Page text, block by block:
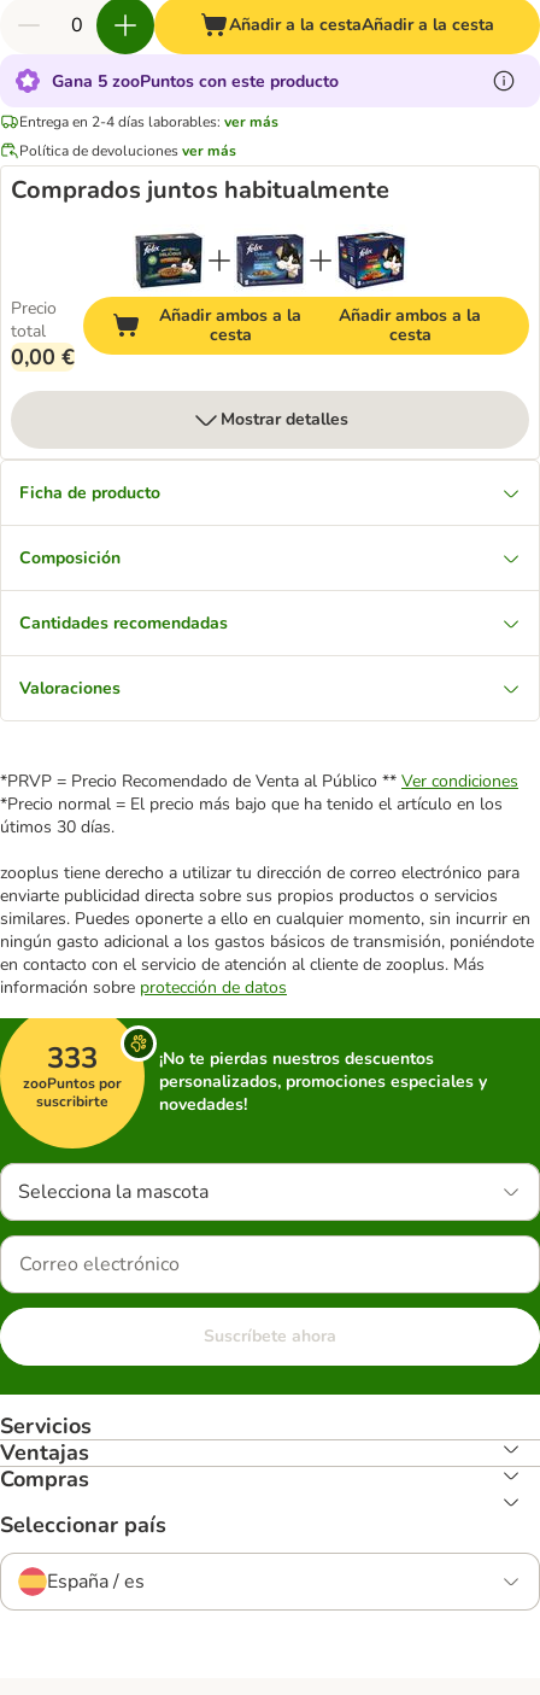
Añadir a la cestaAñadir a la cesta
Gana 5 zooPuntos con este producto
Entrega en 2-4 días laborables: ver más
Política de devolucionesver más
Comprados juntos habitualmente
Precio
total
0,00 €
Añadir ambos a la
cesta
Añadir ambos a la
cesta
Mostrar detalles
Ficha de producto
Composición
Cantidades recomendadas
Valoraciones
*PRVP = Precio Recomendado de Venta al Público ** Ver condiciones
*Precio normal = El precio más bajo que ha tenido el artículo en los
útimos 30 días.
zooplus tiene derecho a utilizar tu dirección de correo electrónico para
enviarte publicidad directa sobre sus propios productos o servicios
similares. Puedes oponerte a ello en cualquier momento, sin incurrir en
ningún gasto adicional a los gastos básicos de transmisión, poniéndote
en contacto con el servicio de atención al cliente de zooplus. Más
información sobre protección de datos
333
zooPuntos por
suscribirte
¡No te pierdas nuestros descuentos
personalizados, promociones especiales y
novedades!
Selecciona la mascota
Suscríbete ahora
Servicios
Ventajas
Compras
Seleccionar país
España / es